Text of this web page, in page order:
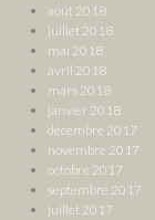
août 2018
juillet 2018
mai 2018
avril 2018
mars 2018
janvier 2018
décembre 2017
novembre 2017
octobre 2017
septembre 2017
juillet 2017